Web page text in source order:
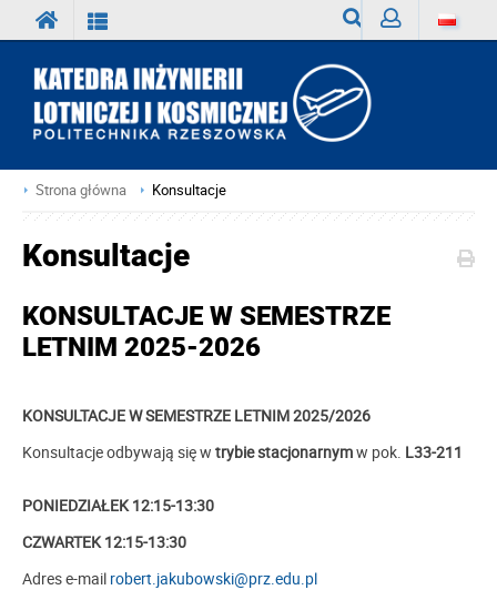
Strona główna Konsultacje
Konsultacje
KONSULTACJE W SEMESTRZE
LETNIM 2025-2026
KONSULTACJE W SEMESTRZE LETNIM 2025/2026
Konsultacje odbywają się w trybie stacjonarnymw pok. L33-211
PONIEDZIAŁEK 12:15-13:30
CZWARTEK 12:15-13:30
Adres e-mail robert.jakubowski@prz.edu.pl